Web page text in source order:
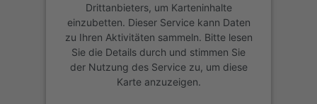
Drittanbieters, um Karteninhalte
einzubetten. Dieser Service kann Daten
zu Ihren Aktivitäten sammeln. Bitte lesen
Sie die Details durch und stimmen Sie
der Nutzung des Service zu, um diese
Karte anzuzeigen.